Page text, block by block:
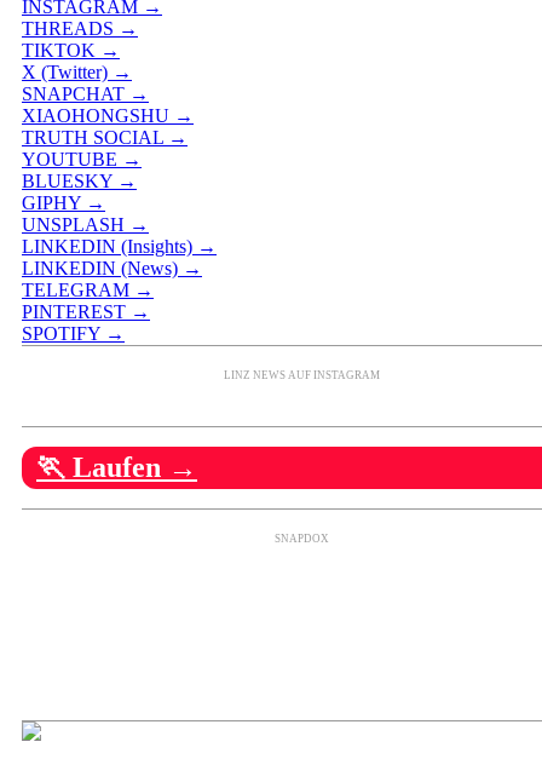
INSTAGRAM →
THREADS →
TIKTOK →
X (Twitter) →
SNAPCHAT →
XIAOHONGSHU →
TRUTH SOCIAL →
YOUTUBE →
BLUESKY →
GIPHY →
UNSPLASH →
LINKEDIN (Insights) →
LINKEDIN (News) →
TELEGRAM →
PINTEREST →
SPOTIFY →
LINZ NEWS AUF INSTAGRAM
🏃 Laufen →
SNAPDOX